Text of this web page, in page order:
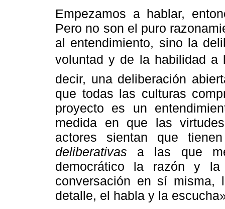
Empezamos a hablar,
Pero no son el puro
al entendimiento, sino la
voluntad y de la habilidad a
decir, una deliberación
que todas las culturas
proyecto es un
medida en que las
actores sientan que
deliberativas a las que
democrático la razón y
conversación en sí
detalle, el habla y la